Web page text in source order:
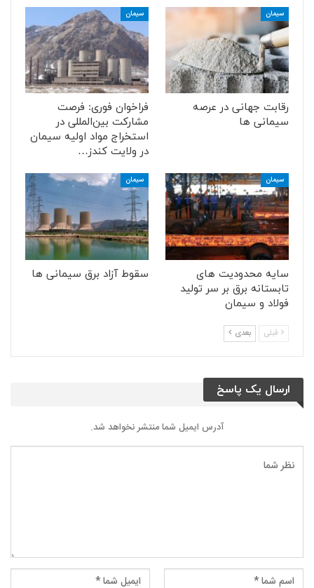
سیمان
رقابت جهانی در عرصه
سیمانی ها
سیمان
فراخوان فوری: فرصت
مشارکت بین‌المللی در
استخراج مواد اولیه سیمان
در ولایت کندز…
سیمان
سایه محدودیت های
تابستانه برق بر سر تولید
فولاد و سیمان
سیمان
سقوط آزاد برق سیمانی ها
قبلی بعدی
ارسال یک پاسخ
آدرس ایمیل شما منتشر نخواهد شد.